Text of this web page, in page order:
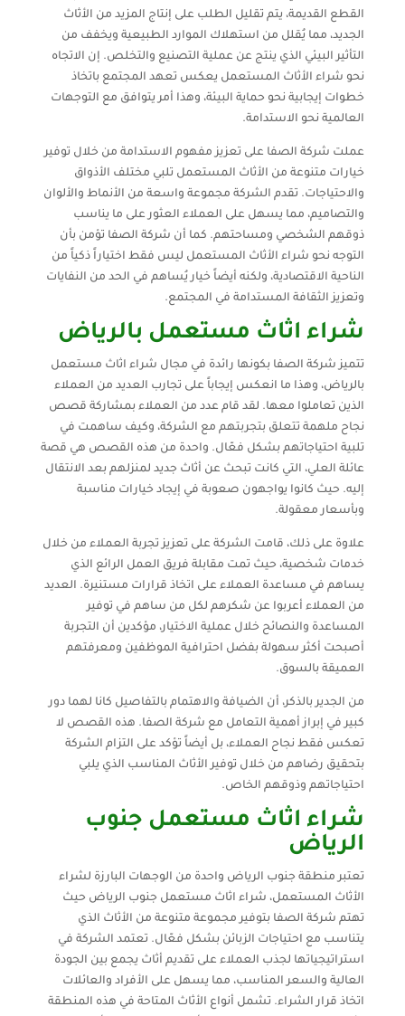
القطع القديمة، يتم تقليل الطلب على إنتاج المزيد من الأثاث
الجديد، مما يُقلل من استهلاك الموارد الطبيعية ويخفف من
التأثير البيئي الذي ينتج عن عملية التصنيع والتخلص. إن الاتجاه
نحو شراء الأثاث المستعمل يعكس تعهد المجتمع باتخاذ
خطوات إيجابية نحو حماية البيئة، وهذا أمر يتوافق مع التوجهات
العالمية نحو الاستدامة.
عملت شركة الصفا على تعزيز مفهوم الاستدامة من خلال توفير
خيارات متنوعة من الأثاث المستعمل تلبي مختلف الأذواق
والاحتياجات. تقدم الشركة مجموعة واسعة من الأنماط والألوان
والتصاميم، مما يسهل على العملاء العثور على ما يناسب
ذوقهم الشخصي ومساحتهم. كما أن شركة الصفا تؤمن بأن
التوجه نحو شراء الأثاث المستعمل ليس فقط اختياراً ذكياً من
الناحية الاقتصادية، ولكنه أيضاً خيار يُساهم في الحد من النفايات
وتعزيز الثقافة المستدامة في المجتمع.
شراء اثاث مستعمل بالرياض
تتميز شركة الصفا بكونها رائدة في مجال شراء اثاث مستعمل
بالرياض، وهذا ما انعكس إيجاباً على تجارب العديد من العملاء
الذين تعاملوا معها. لقد قام عدد من العملاء بمشاركة قصص
نجاح ملهمة تتعلق بتجربتهم مع الشركة، وكيف ساهمت في
تلبية احتياجاتهم بشكل فعّال. واحدة من هذه القصص هي قصة
عائلة العلي، التي كانت تبحث عن أثاث جديد لمنزلهم بعد الانتقال
إليه. حيث كانوا يواجهون صعوبة في إيجاد خيارات مناسبة
وبأسعار معقولة.
علاوة على ذلك، قامت الشركة على تعزيز تجربة العملاء من خلال
خدمات شخصية، حيث تمت مقابلة فريق العمل الرائع الذي
يساهم في مساعدة العملاء على اتخاذ قرارات مستنيرة. العديد
من العملاء أعربوا عن شكرهم لكل من ساهم في توفير
المساعدة والنصائح خلال عملية الاختيار، مؤكدين أن التجربة
أصبحت أكثر سهولة بفضل احترافية الموظفين ومعرفتهم
العميقة بالسوق.
من الجدير بالذكر، أن الضيافة والاهتمام بالتفاصيل كانا لهما دور
كبير في إبراز أهمية التعامل مع شركة الصفا. هذه القصص لا
تعكس فقط نجاح العملاء، بل أيضاً تؤكد على التزام الشركة
بتحقيق رضاهم من خلال توفير الأثاث المناسب الذي يلبي
احتياجاتهم وذوقهم الخاص.
شراء اثاث مستعمل جنوب
الرياض
تعتبر منطقة جنوب الرياض واحدة من الوجهات البارزة لشراء
الأثاث المستعمل، شراء اثاث مستعمل جنوب الرياض حيث
تهتم شركة الصفا بتوفير مجموعة متنوعة من الأثاث الذي
يتناسب مع احتياجات الزبائن بشكل فعّال. تعتمد الشركة في
استراتيجياتها لجذب العملاء على تقديم أثاث يجمع بين الجودة
العالية والسعر المناسب، مما يسهل على الأفراد والعائلات
اتخاذ قرار الشراء. تشمل أنواع الأثاث المتاحة في هذه المنطقة